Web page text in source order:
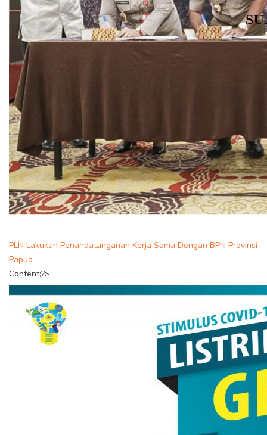
PLN Lakukan Penandatanganan Kerja Sama Dengan BPN Provinsi
Papua
Content;?>